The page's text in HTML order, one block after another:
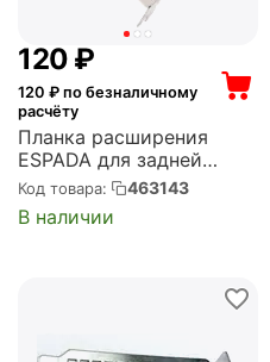
‍120‍ ₽
120 ₽ по безналичному
расчёту
Планка расширения
ESPADA для задней
панели корпуса, 1xLPT-
порт, Cabel LPT,
ELPTPBRCTLOW (ELPTp-
Код товара: 463143
В наличии